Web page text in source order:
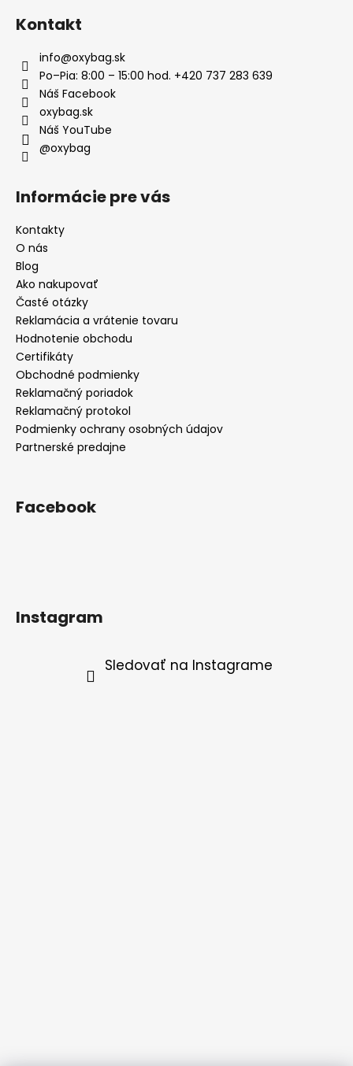
Kontakt
info@oxybag.sk
Po–Pia: 8:00 – 15:00 hod. +420 737 283 639
Náš Facebook
oxybag.sk
Náš YouTube
@oxybag
Informácie pre vás
Kontakty
O nás
Blog
Ako nakupovať
Časté otázky
Reklamácia a vrátenie tovaru
Hodnotenie obchodu
Certifikáty
Obchodné podmienky
Reklamačný poriadok
Reklamačný protokol
Podmienky ochrany osobných údajov
Partnerské predajne
Facebook
Instagram
Sledovať na Instagrame